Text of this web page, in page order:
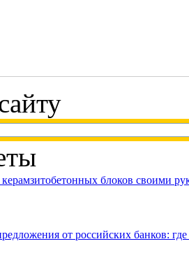
блоков своими
от российских банков: